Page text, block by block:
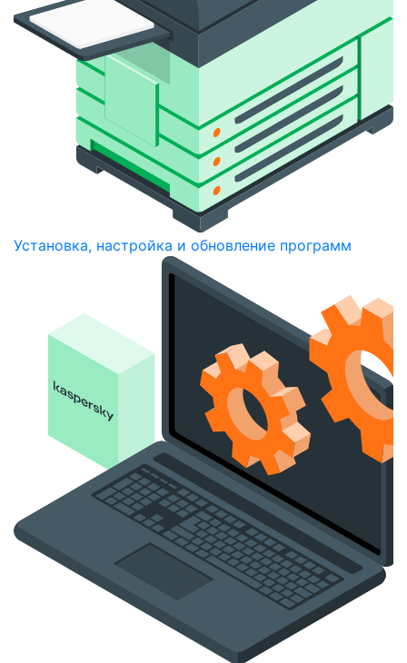
Установка, настройка и обновление программ